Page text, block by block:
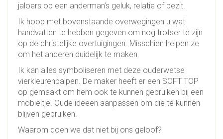
jaloers op een anderman’s geluk, relatie of bezit.
Ik hoop met bovenstaande overwegingen u wat
handvatten te hebben gegeven om nog trotser te zijn
op de christelijke overtuigingen. Misschien helpen ze
om het anderen duidelijk te maken.
Ik kan alles symboliseren met deze ouderwetse
vierkleurenbalpen. De maker heeft er een SOFT TOP
op gemaakt om hem ook te kunnen gebruiken bij een
mobieltje. Oude ideeën aanpassen om die te kunnen
blijven gebruiken.
Waarom doen we dat niet bij ons geloof?